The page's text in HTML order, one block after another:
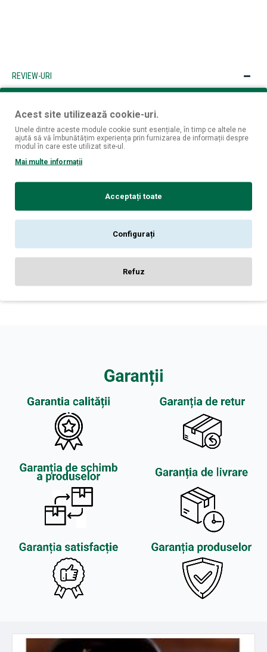
REVIEW-URI
Nu sunt opinii despre acest produs.
SPUNE-ŢI OPINIA
Numele tău:
Opinia ta:
Notă:Codul HTML este citit ca şi text!
Rău
CONTINUĂ
Acest site utilizează cookie-uri.
Unele dintre aceste module cookie sunt esențiale, în timp ce altele ne
ajută să vă îmbunătățim experiența prin furnizarea de informații despre
modul în care este utilizat site-ul.
Mai multe informații
Acceptați toate
Configurați
Refuz